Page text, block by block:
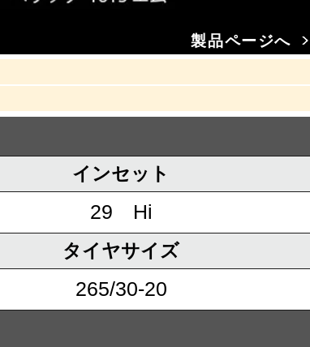
製品ページへ
インセット
29 Hi
タイヤサイズ
265/30-20